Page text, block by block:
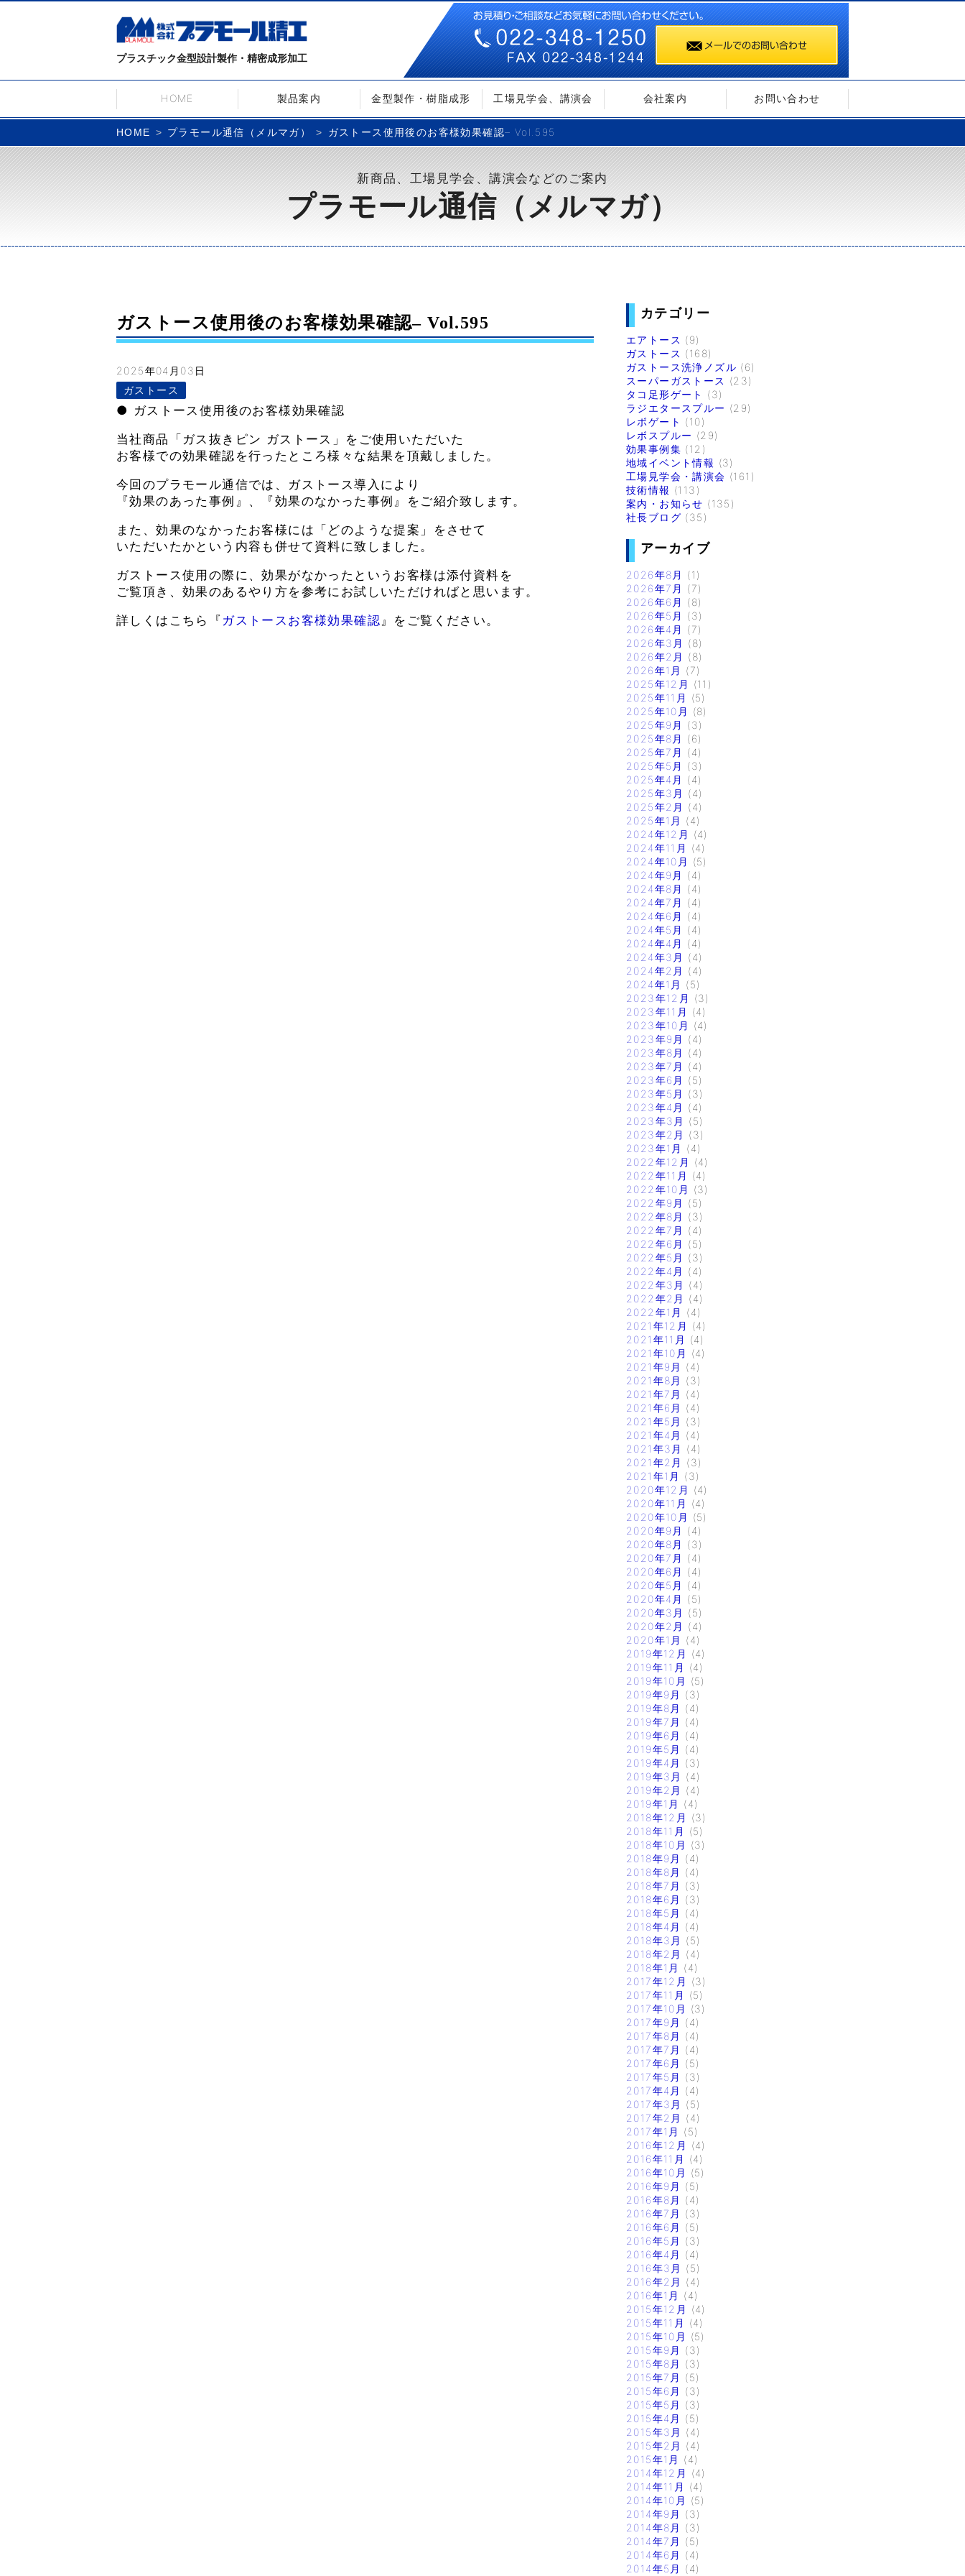
プラスチック金型設計製作・精密成形加工
HOME 製品案内 金型製作・樹脂成形 工場見学会、講演会 会社案内 お問い合わせ
HOME プラモール通信（メルマガ） ガストース使用後のお客様効果確認– Vol.595
新商品、工場見学会、講演会などのご案内
プラモール通信（メルマガ）
ガストース使用後のお客様効果確認– Vol.595
2025年04月03日
ガストース
● ガストース使用後のお客様効果確認
当社商品「ガス抜きピン ガストース」をご使用いただいた
お客様での効果確認を行ったところ様々な結果を頂戴しました。
今回のプラモール通信では、ガストース導入により
『効果のあった事例』、『効果のなかった事例』をご紹介致します。
また、効果のなかったお客様には「どのような提案」をさせて
いただいたかという内容も併せて資料に致しました。
ガストース使用の際に、効果がなかったというお客様は添付資料を
ご覧頂き、効果のあるやり方を参考にお試しいただければと思います。
詳しくはこちら『 ガストースお客様効果確認』をご覧ください。
カテゴリー
エアトース (9)
ガストース (168)
ガストース洗浄ノズル (6)
スーパーガストース (23)
タコ足形ゲート
(3)
ラジエタースプルー (29)
レボゲート (10)
レボスプルー (29)
効果事例集 (12)
地域イベント情報 (3)
工場見学会・講演会 (161)
技術情報 (113)
案内・お知らせ (135)
社長ブログ (35)
アーカイブ
2026年8月
(1)
2026年7月
(7)
2026年6月
(8)
2026年5月
(3)
2026年4月
(7)
2026年3月
(8)
2026年2月
(8)
2026年1月
(7)
2025年12月
(11)
2025年11月
(5)
2025年10月
(8)
2025年9月
(3)
2025年8月
(6)
2025年7月
(4)
2025年5月
(3)
2025年4月
(4)
2025年3月
(4)
2025年2月
(4)
2025年1月
(4)
2024年12月
(4)
2024年11月
(4)
2024年10月
(5)
2024年9月
(4)
2024年8月
(4)
2024年7月
(4)
2024年6月
(4)
2024年5月
(4)
2024年4月
(4)
2024年3月
(4)
2024年2月
(4)
2024年1月
(5)
2023年12月
(3)
2023年11月
(4)
2023年10月
(4)
2023年9月
(4)
2023年8月
(4)
2023年7月
(4)
2023年6月
(5)
2023年5月
(3)
2023年4月
(4)
2023年3月
(5)
2023年2月
(3)
2023年1月
(4)
2022年12月
(4)
2022年11月
(4)
2022年10月
(3)
2022年9月
(5)
2022年8月
(3)
2022年7月
(4)
2022年6月
(5)
2022年5月
(3)
2022年4月
(4)
2022年3月
(4)
2022年2月
(4)
2022年1月
(4)
2021年12月
(4)
2021年11月
(4)
2021年10月
(4)
2021年9月
(4)
2021年8月
(3)
2021年7月
(4)
2021年6月
(4)
2021年5月
(3)
2021年4月
(4)
2021年3月
(4)
2021年2月
(3)
2021年1月
(3)
2020年12月
(4)
2020年11月
(4)
2020年10月
(5)
2020年9月
(4)
2020年8月
(3)
2020年7月
(4)
2020年6月
(4)
2020年5月
(4)
2020年4月
(5)
2020年3月
(5)
2020年2月
(4)
2020年1月
(4)
2019年12月
(4)
2019年11月
(4)
2019年10月
(5)
2019年9月
(3)
2019年8月
(4)
2019年7月
(4)
2019年6月
(4)
2019年5月
(4)
2019年4月
(3)
2019年3月
(4)
2019年2月
(4)
2019年1月
(4)
2018年12月
(3)
2018年11月
(5)
2018年10月
(3)
2018年9月
(4)
2018年8月
(4)
2018年7月
(3)
2018年6月
(3)
2018年5月
(4)
2018年4月
(4)
2018年3月
(5)
2018年2月
(4)
2018年1月
(4)
2017年12月
(3)
2017年11月
(5)
2017年10月
(3)
2017年9月
(4)
2017年8月
(4)
2017年7月
(4)
2017年6月
(5)
2017年5月
(3)
2017年4月
(4)
2017年3月
(5)
2017年2月
(4)
2017年1月
(5)
2016年12月
(4)
2016年11月
(4)
2016年10月
(5)
2016年9月
(5)
2016年8月
(4)
2016年7月
(3)
2016年6月
(5)
2016年5月
(3)
2016年4月
(4)
2016年3月
(5)
2016年2月
(4)
2016年1月
(4)
2015年12月
(4)
2015年11月
(4)
2015年10月
(5)
2015年9月
(3)
2015年8月
(3)
2015年7月
(5)
2015年6月
(3)
2015年5月
(3)
2015年4月
(5)
2015年3月
(4)
2015年2月
(4)
2015年1月
(4)
2014年12月
(4)
2014年11月
(4)
2014年10月
(5)
2014年9月
(3)
2014年8月
(3)
2014年7月
(5)
2014年6月
(4)
2014年5月
(4)